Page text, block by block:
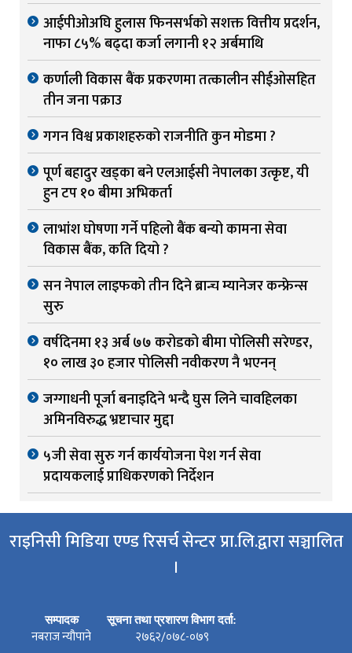
आईपीओअघि हुलास फिनसर्भको सशक्त वित्तीय प्रदर्शन,
नाफा ८५% बढ्दा कर्जा लगानी १२ अर्बमाथि
कर्णाली विकास बैंक प्रकरणमा तत्कालीन सीईओसहित
तीन जना पक्राउ
गगन विश्व प्रकाशहरुको राजनीति कुन मोडमा ?
पूर्ण बहादुर खड्का बने एलआईसी नेपालका उत्कृष्ट, यी
हुन टप १० बीमा अभिकर्ता
लाभांश घोषणा गर्ने पहिलो बैंक बन्यो कामना सेवा
विकास बैंक, कति दियो ?
सन नेपाल लाइफको तीन दिने ब्रान्च म्यानेजर कन्फ्रेन्स
सुरु
वर्षदिनमा १३ अर्ब ७७ करोडको बीमा पोलिसी सरेण्डर,
१० लाख ३० हजार पोलिसी नवीकरण नै भएनन्
जग्गाधनी पूर्जा बनाइदिने भन्दै घुस लिने चावहिलका
अमिनविरुद्ध भ्रष्टाचार मुद्दा
५जी सेवा सुरु गर्न कार्ययोजना पेश गर्न सेवा
प्रदायकलाई प्राधिकरणको निर्देशन
राइनिसी मिडिया एण्ड रिसर्च सेन्टर प्रा.लि.द्वारा सञ्चालित
।
सम्पादक
नबराज न्यौपाने
सूचना तथा प्रशारण विभाग दर्ता:
२७६२/०७८-०७९